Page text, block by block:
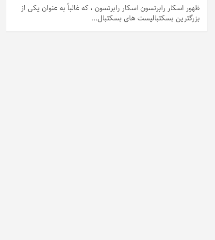
ظهور اسکار رابرتسون اسکار رابرتسون ، که غالباً به عنوان یکی از
بزرگترین بسکتبالیست های بسکتبال…